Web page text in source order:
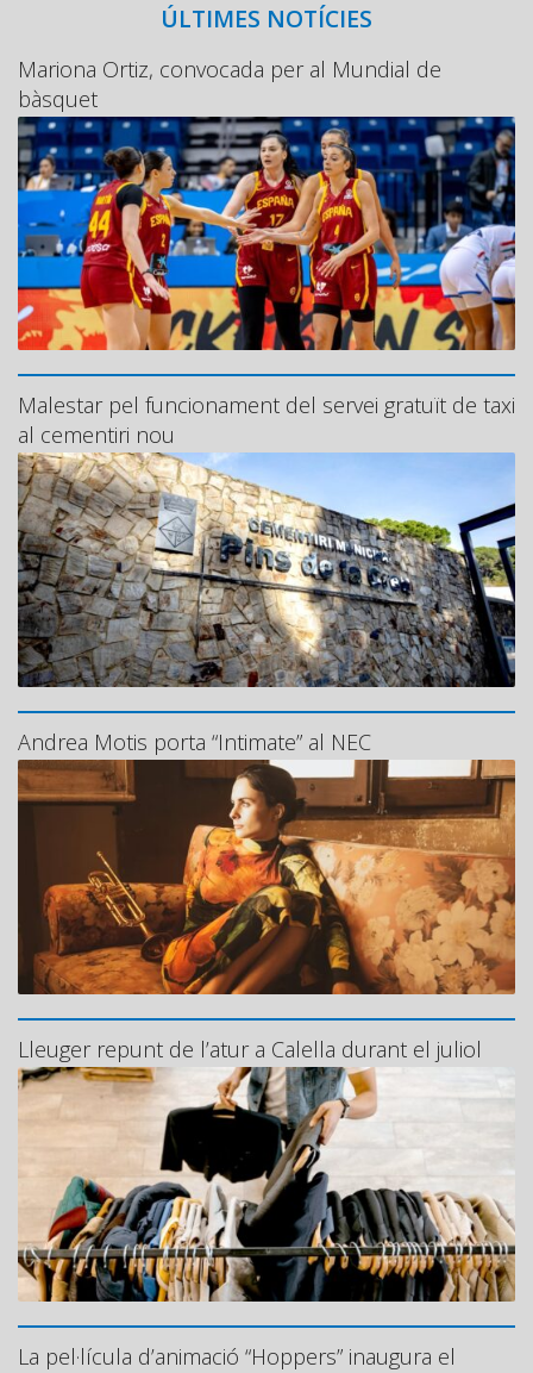
ÚLTIMES NOTÍCIES
Mariona Ortiz, convocada per al Mundial de
bàsquet
Malestar pel funcionament del servei gratuït de taxi
al cementiri nou
Andrea Motis porta “Intimate” al NEC
Lleuger repunt de l’atur a Calella durant el juliol
La pel·lícula d’animació “Hoppers” inaugura el